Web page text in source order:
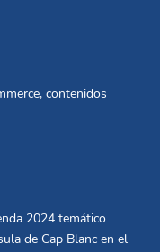
contenidos
2024 temático
de Cap Blanc en el